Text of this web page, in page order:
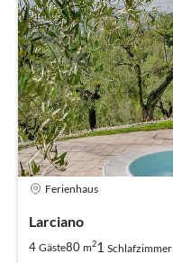
Ferienhaus
Larciano
4 Gäste80 m21 Schlafzimmer